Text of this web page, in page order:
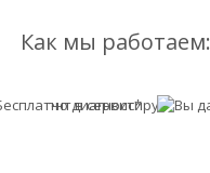
Как мы работаем: